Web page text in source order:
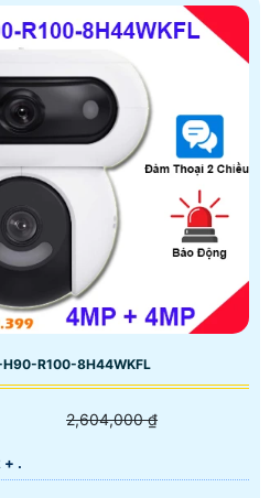
H90-R100-8H44WKFL
2,604,000 ₫
+ .